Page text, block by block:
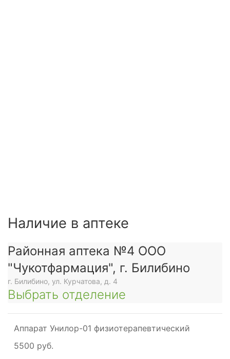
Наличие в аптеке
Районная аптека №4 ООО
"Чукотфармация", г. Билибино
г. Билибино, ул. Курчатова, д. 4
Выбрать отделение
Аппарат Унилор-01 физиотерапевтический
5500 руб.